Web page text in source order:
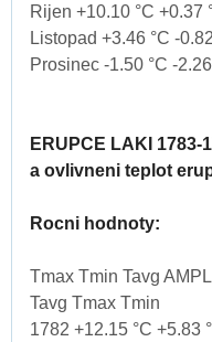
Rijen +10.10 °C +0.37
Listopad +3.46 °C -
Prosinec -1.50 °C -
ERUPCE LAKI
a ovlivneni teplot
Rocni hodnoty:
Tmax Tmin Tavg
Tavg Tmax Tmin
1782 +12.15 °C +5.83